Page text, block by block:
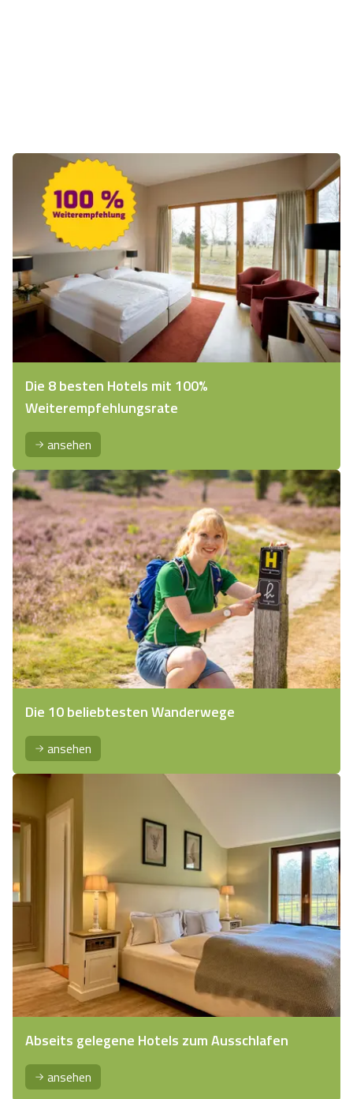
Die 8 besten Hotels mit 100%
Weiterempfehlungsrate
ansehen
Die 10 beliebtesten Wanderwege
ansehen
Abseits gelegene Hotels zum Ausschlafen
ansehen